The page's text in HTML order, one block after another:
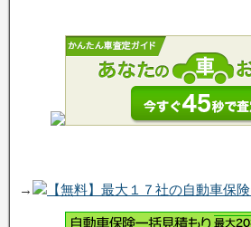
→ 【無料】最大１７社の自動車保